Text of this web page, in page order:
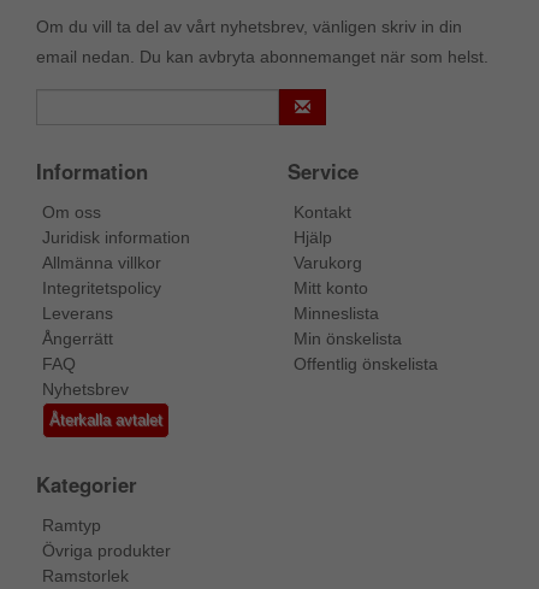
Om du vill ta del av vårt nyhetsbrev, vänligen skriv in din
email nedan. Du kan avbryta abonnemanget när som helst.
Information
Om oss
Juridisk information
Allmänna villkor
Integritetspolicy
Leverans
Ångerrätt
FAQ
Nyhetsbrev
Återkalla avtalet
Service
Kontakt
Hjälp
Varukorg
Mitt konto
Minneslista
Min önskelista
Offentlig önskelista
Kategorier
Ramtyp
Övriga produkter
Ramstorlek